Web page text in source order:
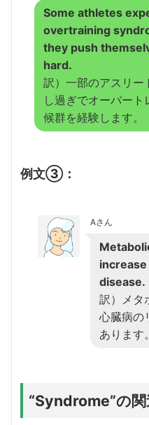
Some athletes
overtraining
they push
hard.
訳）一部のアスリー
し過ぎでオーバート
候群を経験します。
例文③：
Aさん
disease.
訳）メタ
心臓病の
あります。
“Syndrome”の